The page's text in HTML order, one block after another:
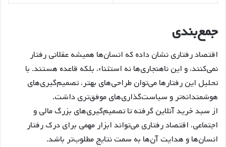
جمع‌بندی
اقتصاد رفتاری نشان داده که انسان‌ها همیشه عقلانی رفتار
نمی‌کنند، و این ناهنجاری‌ها نه استثناء، بلکه قاعده هستند. با
تحلیل این رفتارها می‌توان طراحی‌های بهتر، تصمیم‌گیری‌های
هوشمندانه‌تر و سیاست‌گذاری‌های موفق‌تری داشت.
از سبد خرید آنلاین گرفته تا تصمیم‌گیری‌های بزرگ مالی و
اجتماعی، اقتصاد رفتاری می‌تواند ابزار مهمی برای درک رفتار
انسان‌ها و هدایت آن‌ها به سمت نتایج مطلوب‌تر باشد.